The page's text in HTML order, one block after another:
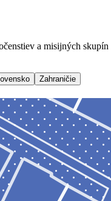
a misijných skupín
Zahraničie